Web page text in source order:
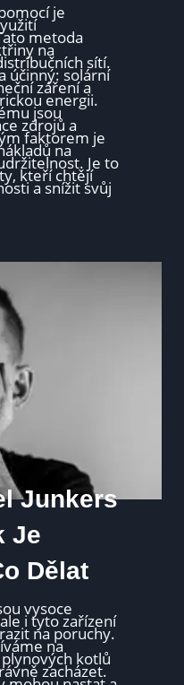
je
metoda
na
sítí.
účinný: solární
záření a
energii.
jsou
zdrojů a
faktorem je
na
Je to
kteří chtějí
a snížit svůj
Junkers
Je
Dělat
vysoce
i tyto zařízení
na poruchy.
na
kotlů
zacházet.